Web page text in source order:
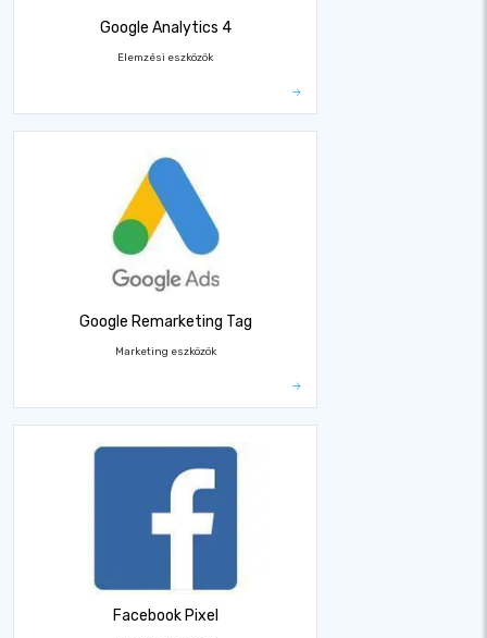
Google Analytics 4
Elemzési eszközök
Google Remarketing Tag
Marketing eszközök
Facebook Pixel